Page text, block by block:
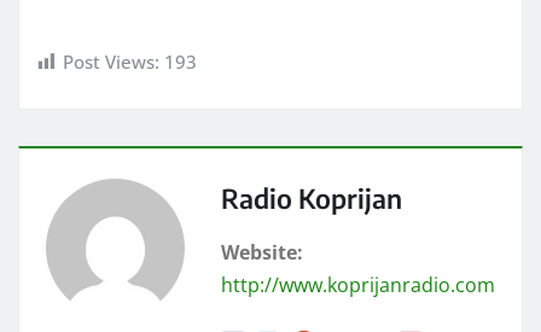
Post Views: 193
Radio Koprijan
Website:
http://www.koprijanradio.com